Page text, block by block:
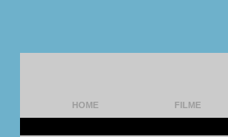
HOME FILME